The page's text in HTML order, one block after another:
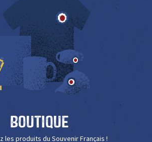
Boutique
les produits du Souvenir Français !